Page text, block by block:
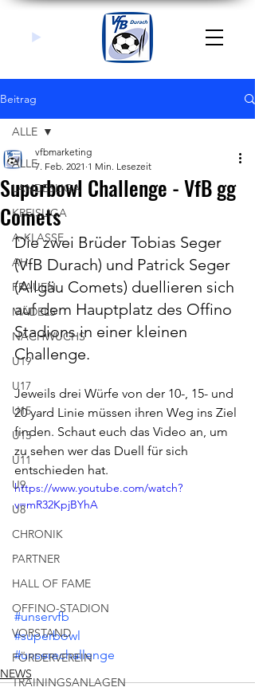
Beitrag
ALLE
LANDESLIGA
KREISLIGA
A-KLASSE
AH
FRAUEN
MÄDELS
NACHWUCHS
U19
U17
U15
U13
U11
U9
U8
CHRONIK
PARTNER
HALL OF FAME
OFFINO-STADION
VORSTAND
FÖRDERVEREIN
TRAININGSANLAGEN
ALLE
Superbowl Challenge - VfB gg
Comets
vfbmarketing
7. Feb. 2021 1 Min. Lesezeit
Die zwei Brüder Tobias Seger
(VfB Durach) und Patrick Seger
(Allgäu Comets) duellieren sich
auf dem Hauptplatz des Offino
Stadions in einer kleinen
Challenge.
Jeweils drei Würfe von der 10-, 15- und
20 yard Linie müssen ihren Weg ins Ziel
finden. Schaut euch das Video an, um
zu sehen wer das Duell für sich
entschieden hat.
https://www.youtube.com/watch?
v=mR32KpjBYhA
#unservfb
#superbowl
#unserechallenge
NEWS